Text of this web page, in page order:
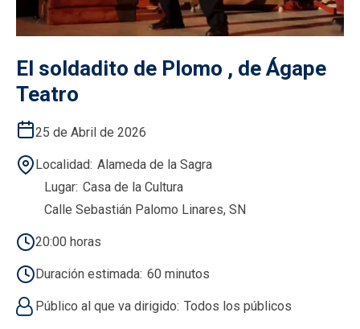
El soldadito de Plomo , de Ágape
Teatro
25 de Abril de 2026
Localidad Alameda de la Sagra
Lugar Casa de la Cultura
Calle Sebastián Palomo Linares, SN
20:00 horas
Duración estimada 60 minutos
Público al que va dirigido Todos los públicos